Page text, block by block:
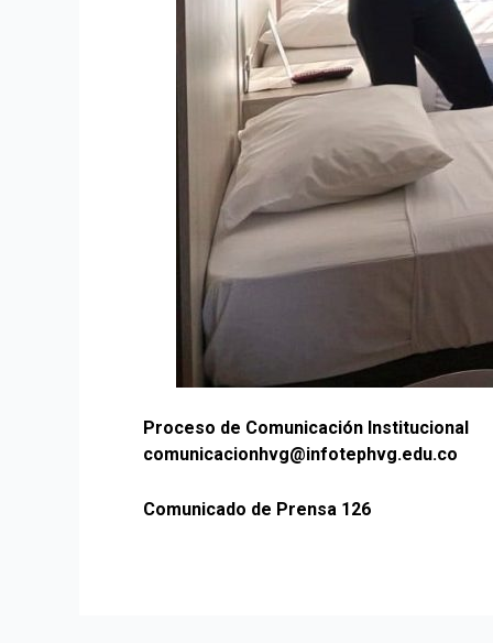
Proceso de Comunicación Institucional
comunicacionhvg@infotephvg.edu.co
Comunicado de Prensa 126